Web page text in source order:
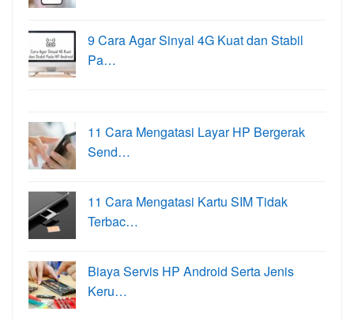
9 Cara Agar Sinyal 4G Kuat dan Stabil
Pa…
11 Cara Mengatasi Layar HP Bergerak
Send…
11 Cara Mengatasi Kartu SIM Tidak
Terbac…
Biaya Servis HP Android Serta Jenis
Keru…